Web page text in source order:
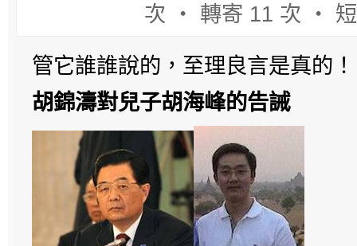
次 ‧ 轉寄 11 次 ‧
管它誰誰說的，至理良言是真
胡錦濤對兒子胡海峰的告誡